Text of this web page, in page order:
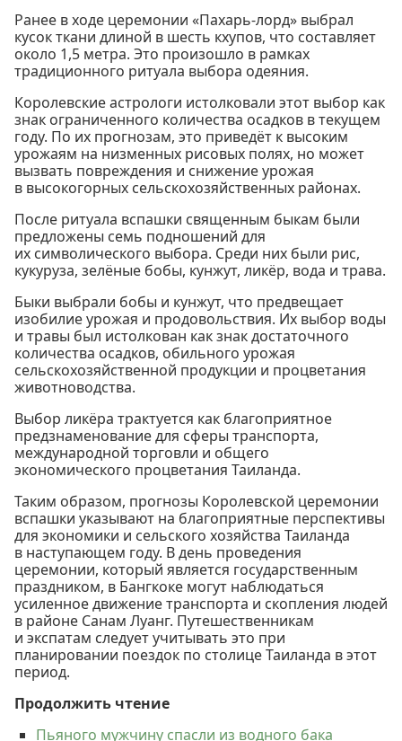
Ранее в ходе церемонии «Пахарь-лорд» выбрал
кусок ткани длиной в шесть кхупов, что составляет
около 1,5 метра. Это произошло в рамках
традиционного ритуала выбора одеяния.
Королевские астрологи истолковали этот выбор как
знак ограниченного количества осадков в текущем
году. По их прогнозам, это приведёт к высоким
урожаям на низменных рисовых полях, но может
вызвать повреждения и снижение урожая
в высокогорных сельскохозяйственных районах.
После ритуала вспашки священным быкам были
предложены семь подношений для
их символического выбора. Среди них были рис,
кукуруза, зелёные бобы, кунжут, ликёр, вода и трава.
Быки выбрали бобы и кунжут, что предвещает
изобилие урожая и продовольствия. Их выбор воды
и травы был истолкован как знак достаточного
количества осадков, обильного урожая
сельскохозяйственной продукции и процветания
животноводства.
Выбор ликёра трактуется как благоприятное
предзнаменование для сферы транспорта,
международной торговли и общего
экономического процветания Таиланда.
Таким образом, прогнозы Королевской церемонии
вспашки указывают на благоприятные перспективы
для экономики и сельского хозяйства Таиланда
в наступающем году. В день проведения
церемонии, который является государственным
праздником, в Бангкоке могут наблюдаться
усиленное движение транспорта и скопления людей
в районе Санам Луанг. Путешественникам
и экспатам следует учитывать это при
планировании поездок по столице Таиланда в этот
период.
Продолжить чтение
Пьяного мужчину спасли из водного бака